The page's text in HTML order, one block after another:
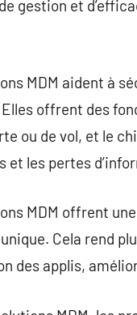
gestion et
MDM aident à
offrent des
ou de vol, et le
et les pertes
MDM offrent
Cela rend
des applis,